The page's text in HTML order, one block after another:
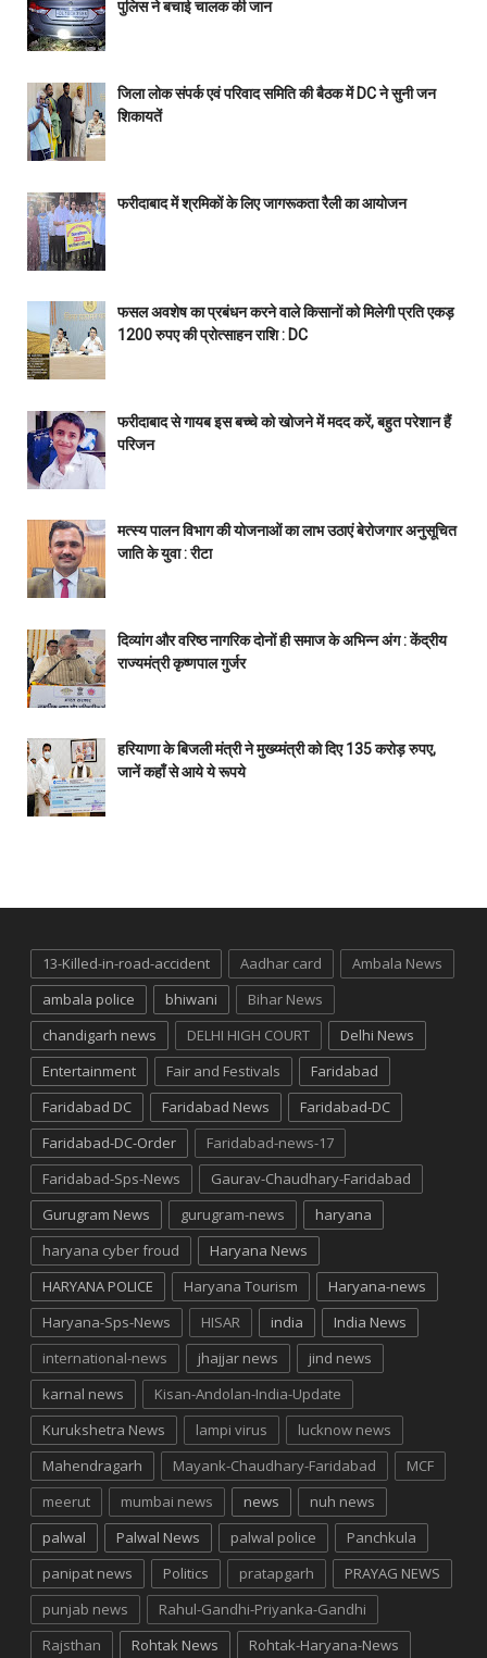
पुलिस ने बचाई चालक की जान
जिला लोक संपर्क एवं परिवाद समिति की बैठक में DC ने सुनी जन
शिकायतें
फरीदाबाद में श्रमिकों के लिए जागरूकता रैली का आयोजन
फसल अवशेष का प्रबंधन करने वाले किसानों को मिलेगी प्रति एकड़
1200 रुपए की प्रोत्साहन राशि : DC
फरीदाबाद से गायब इस बच्चे को खोजने में मदद करें, बहुत परेशान हैं
परिजन
मत्स्य पालन विभाग की योजनाओं का लाभ उठाएं बेरोजगार अनुसूचित
जाति के युवा : रीटा
दिव्यांग और वरिष्ठ नागरिक दोनों ही समाज के अभिन्न अंग : केंद्रीय
राज्यमंत्री कृष्णपाल गुर्जर
हरियाणा के बिजली मंत्री ने मुख्य्मंत्री को दिए 135 करोड़ रुपए,
जानें कहाँ से आये ये रूपये
13-Killed-in-road-accident Aadhar card
Ambala News
ambala police
bhiwani
Bihar News
chandigarh news
DELHI HIGH COURT
Delhi News
Entertainment
Fair and Festivals
Faridabad
Faridabad DC
Faridabad News
Faridabad-DC
Faridabad-DC-Order
Faridabad-news-17
Faridabad-Sps-News
Gaurav-Chaudhary-Faridabad
Gurugram News
gurugram-news
haryana
haryana cyber froud
Haryana News
HARYANA POLICE
Haryana Tourism
Haryana-news
Haryana-Sps-News
HISAR india
India News
international-news
jhajjar news
jind news
karnal news
Kisan-Andolan-India-Update
Kurukshetra News
lampi virus
lucknow news
Mahendragarh
Mayank-Chaudhary-Faridabad
MCF
meerut
mumbai news news
nuh news
palwal
Palwal News palwal police
Panchkula
panipat news
Politics pratapgarh
PRAYAG NEWS
punjab news
Rahul-Gandhi-Priyanka-Gandhi
Rajsthan
Rohtak News Rohtak-Haryana-News